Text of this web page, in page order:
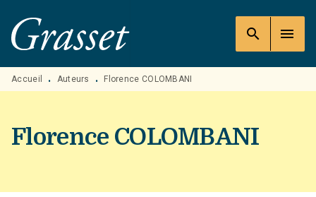
MENU RECHERCHE
PIED DE PAGE
search menu
Accueil • Auteurs • Florence COLOMBANI
Florence COLOMBANI